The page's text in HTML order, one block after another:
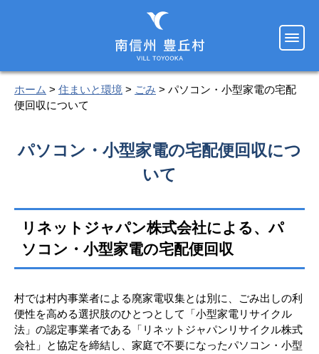
ホーム > 住まいと環境 > ごみ > パソコン・小型家電の宅配
便回収について
パソコン・小型家電の宅配便回収につ
いて
リネットジャパン株式会社による、パ
ソコン・小型家電の宅配便回収
村では村内事業者による廃家電収集とは別に、ごみ出しの利
便性を高める選択肢のひとつとして「小型家電リサイクル
法」の認定事業者である「リネットジャパンリサイクル株式
会社」と協定を締結し、家庭で不要になったパソコン・小型